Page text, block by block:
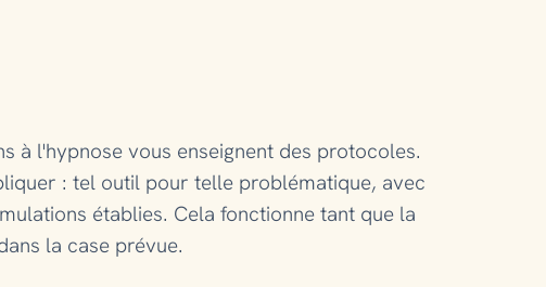
à l'hypnose vous enseignent des protocoles.
: tel outil pour telle problématique, avec
établies. Cela fonctionne tant que la
la case prévue.